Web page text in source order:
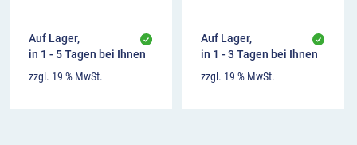
Auf Lager,
in 1 - 5 Tagen bei Ihnen
zzgl. 19 % MwSt.
Auf Lager,
in 1 - 3 Tagen bei Ihnen
zzgl. 19 % MwSt.